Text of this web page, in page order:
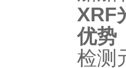
XRF
优势
检测